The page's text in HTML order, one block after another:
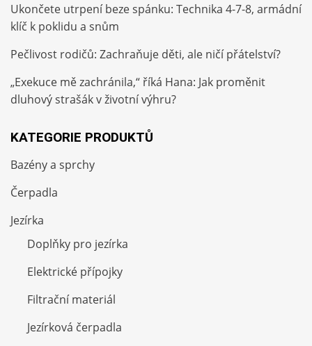
Ukončete utrpení beze spánku: Technika 4-7-8, armádní
klíč k poklidu a snům
Pečlivost rodičů: Zachraňuje děti, ale ničí přátelství?
„Exekuce mě zachránila,“ říká Hana: Jak proměnit
dluhový strašák v životní výhru?
KATEGORIE PRODUKTŮ
Bazény a sprchy
Čerpadla
Jezírka
Doplňky pro jezírka
Elektrické přípojky
Filtrační materiál
Jezírková čerpadla